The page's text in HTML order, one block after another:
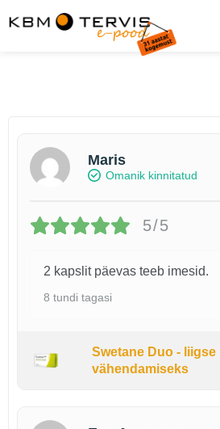
Maris
Omanik kinnitatud
5/5
2 kapslit päevas teeb imesid.
8 tundi tagasi
Swetane Duo -
vähendamiseks